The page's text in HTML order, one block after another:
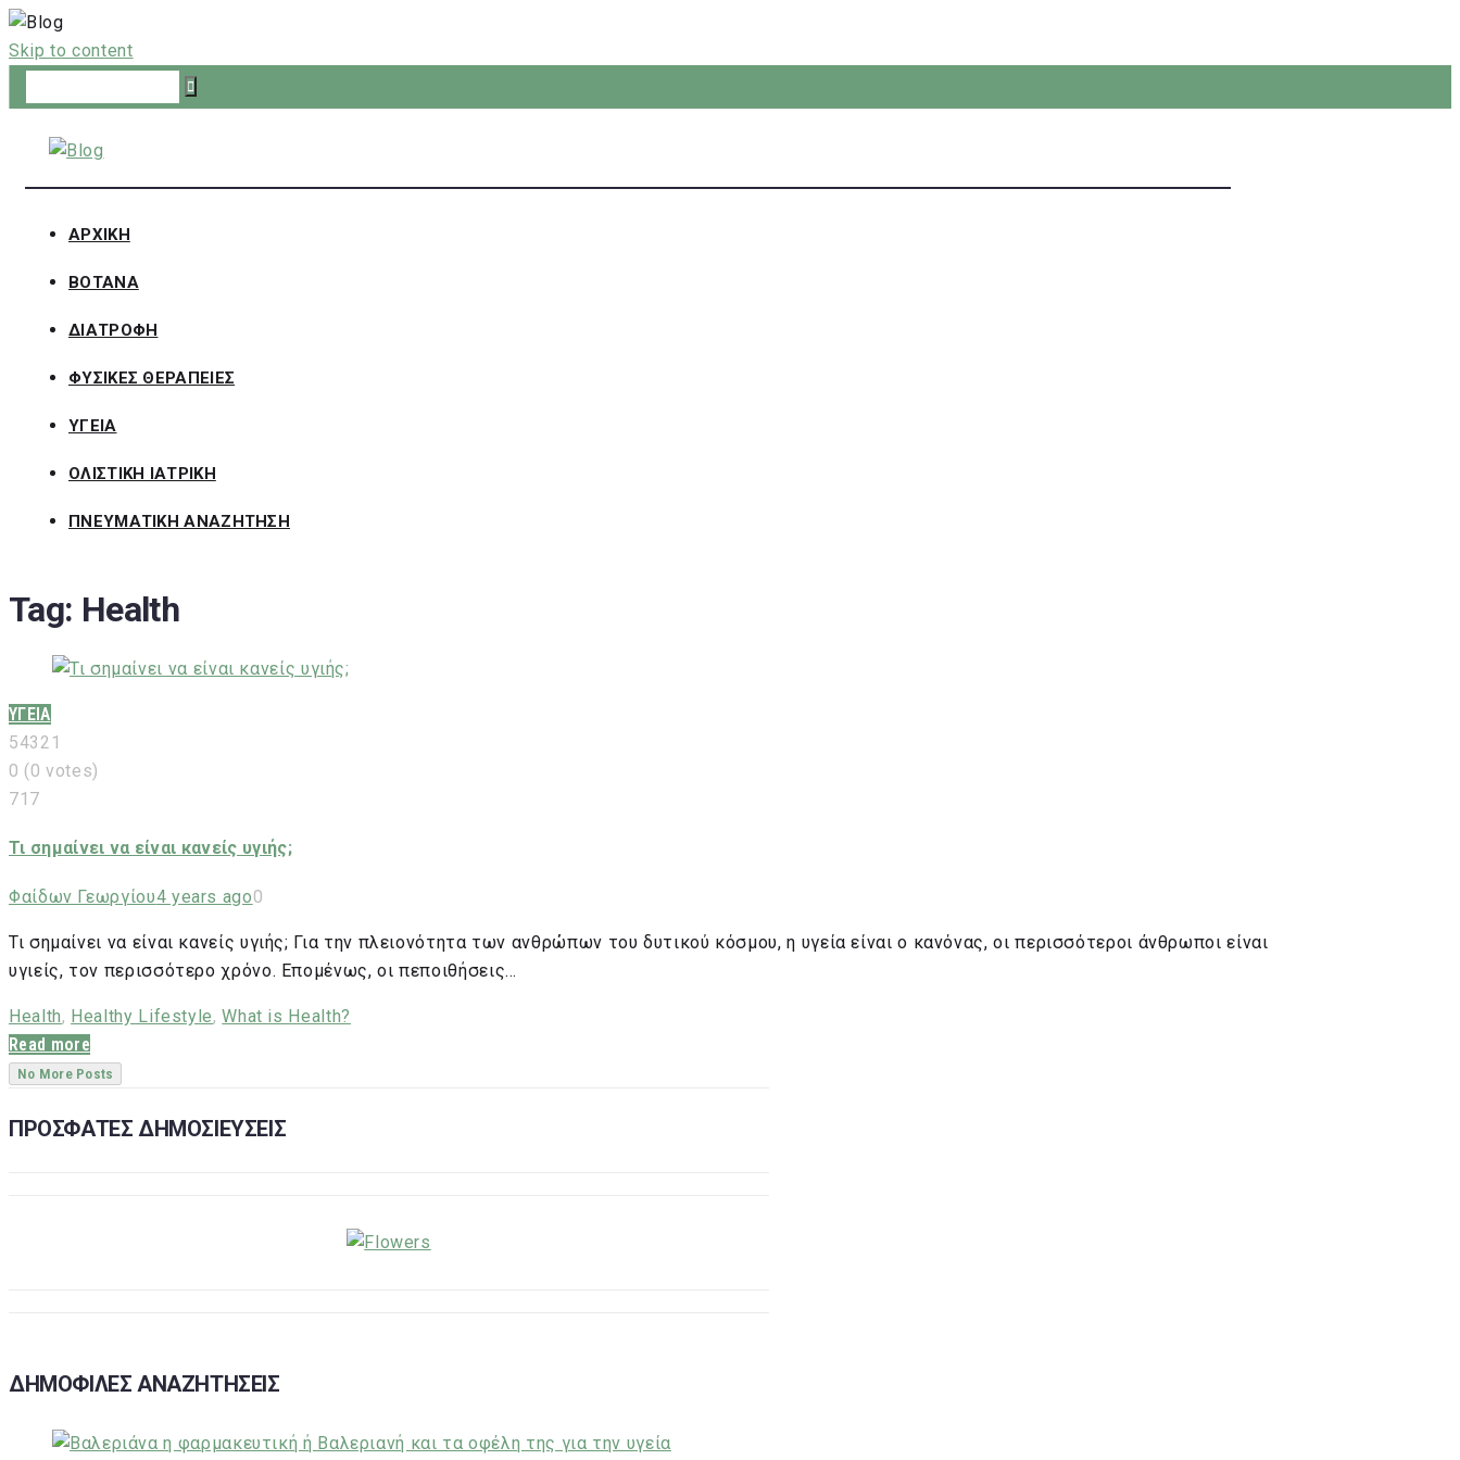
Skip to content
ΑΡΧΙΚΗ
ΒΟΤΑΝΑ
ΔΙΑΤΡΟΦΗ
ΦΥΣΙΚΕΣ ΘΕΡΑΠΕΙΕΣ
ΥΓΕΙΑ
ΟΛΙΣΤΙΚΗ ΙΑΤΡΙΚΗ
ΠΝΕΥΜΑΤΙΚΗ ΑΝΑΖΗΤΗΣΗ
Tag: Health
ΥΓΕΙΑ
543 2 1
0 (0 votes)
717
Τι σημαίνει να είναι κανείς υγιής;
Φαίδων Γεωργίου4 years ago0
Τι σημαίνει να είναι κανείς υγιής; Για την πλειονότητα των ανθρώπων του δυτικού κόσμου, η υγεία είναι ο κανόνας, οι περισσότεροι άνθρωποι είναι
υγιείς, τον περισσότερο χρόνο. Επομένως, οι πεποιθήσεις…
Health, Healthy Lifestyle,What is Health?
Read more
No More Posts
ΠΡΟΣΦΑΤΕΣ ΔΗΜΟΣΙΕΥΣΕΙΣ
ΔΗΜΟΦΙΛΕΣ ΑΝΑΖΗΤΗΣΕΙΣ